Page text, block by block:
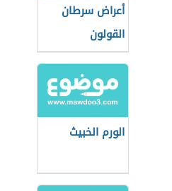
أعراض سرطان
القولون
الورم الخبيث